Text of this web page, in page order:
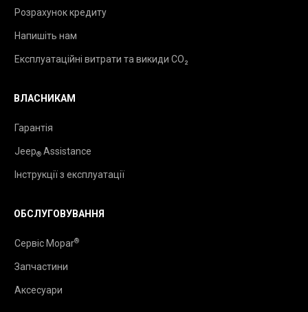
Розрахунок кредиту
Напишіть нам
Експлуатаційні витрати та викиди CO₂
ВЛАСНИКАМ
Гарантія
Jeep® Assistance
Інструкції з експлуатації
ОБСЛУГОВУВАННЯ
Сервіс Mopar®
Запчастини
Аксесуари